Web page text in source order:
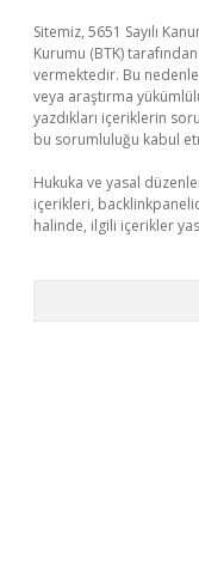
Sitemiz, 5651 Sayılı
Kurumu (BTK)
vermektedir. Bu
veya araştırma
yazdıkları içeriklerin
bu sorumluluğu kabul
Hukuka ve yasal
içerikleri,
halinde, ilgili içerikler